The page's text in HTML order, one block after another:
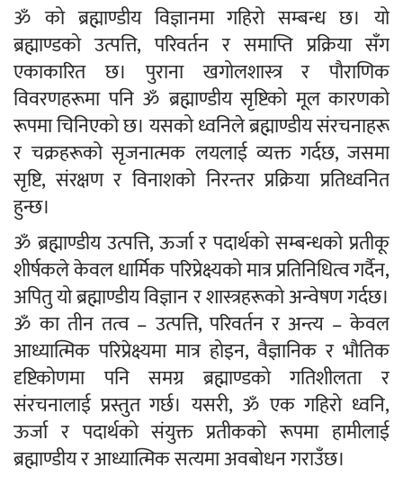
ॐ को ब्रह्माण्डीय विज्ञानमा गहिरो सम्बन्ध छ। यो
ब्रह्माण्डको उत्पत्ति, परिवर्तन र समाप्ति प्रक्रिया सँग
एकाकारित छ। पुराना खगोलशास्त्र र पौराणिक
विवरणहरूमा पनि ॐ ब्रह्माण्डीय सृष्टिको मूल कारणको
रूपमा चिनिएको छ। यसको ध्वनिले ब्रह्माण्डीय संरचनाहरू
र चक्रहरूको सृजनात्मक लयलाई व्यक्त गर्दछ, जसमा
सृष्टि, संरक्षण र विनाशको निरन्तर प्रक्रिया प्रतिध्वनित
हुन्छ।
ॐ ब्रह्माण्डीय उत्पत्ति, ऊर्जा र पदार्थको सम्बन्धको प्रतीकू
शीर्षकले केवल धार्मिक परिप्रेक्ष्यको मात्र प्रतिनिधित्व गर्दैन,
अपितु यो ब्रह्माण्डीय विज्ञान र शास्त्रहरूको अन्वेषण गर्दछ।
ॐ का तीन तत्व – उत्पत्ति, परिवर्तन र अन्त्य – केवल
आध्यात्मिक परिप्रेक्ष्यमा मात्र होइन, वैज्ञानिक र भौतिक
दृष्टिकोणमा पनि समग्र ब्रह्माण्डको गतिशीलता र
संरचनालाई प्रस्तुत गर्छ। यसरी, ॐ एक गहिरो ध्वनि,
ऊर्जा र पदार्थको संयुक्त प्रतीकको रूपमा हामीलाई
ब्रह्माण्डीय र आध्यात्मिक सत्यमा अवबोधन गराउँछ।